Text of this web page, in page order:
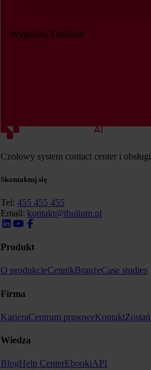
Wypróbuj Thulium!
Czołowy system contact center i
Skontaktuj się
Tel: 455 455 455
Email: kontakt@thulium.pl
Produkt
O produkcieCennikBranżeCase studies
Firma
KarieraCentrum prasoweKontakt
Wiedza
BlogHelp CenterEbookiAPI